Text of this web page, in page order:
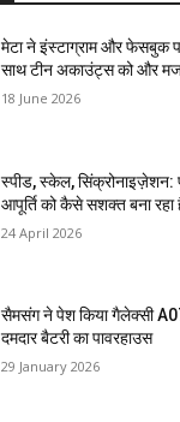
मेटा ने इंस्टाग्राम और फेसबुक
साथ टीन अकाउंट्स को और
18 June 2026
स्पीड, स्केल, सिंक्रोनाइज़ेशन:
आपूर्ति को कैसे सशक्त बना रहा
24 April 2026
सैमसंग ने पेश किया गैलेक्सी
दमदार बैटरी का पावरहाउस
29 January 2026